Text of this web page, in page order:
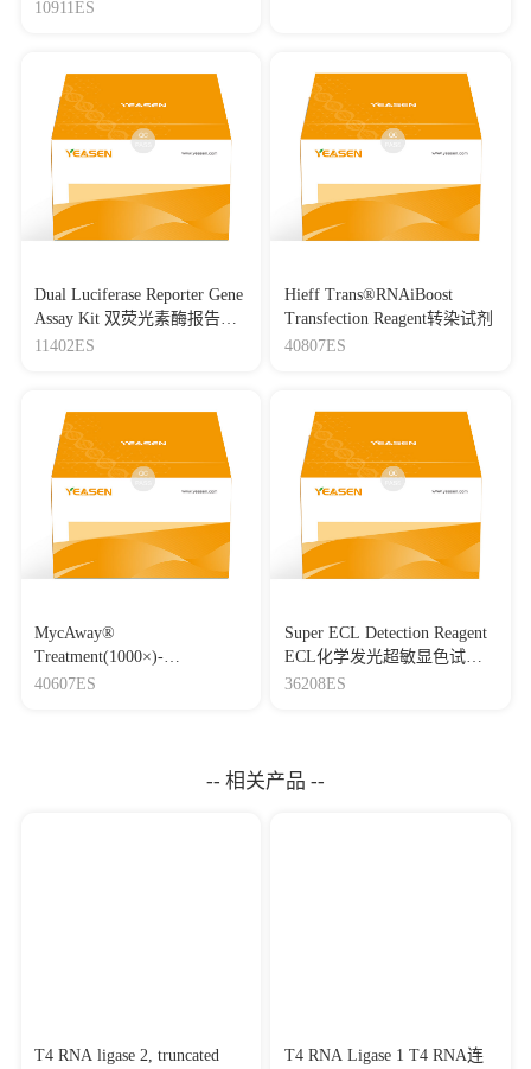
试剂盒
10911ES
Dual Luciferase Reporter Gene
Assay Kit 双荧光素酶报告基
因检测试剂盒
11402ES
Hieff Trans®RNAiBoost
Transfection Reagent转染试剂
40807ES
MycAway®
Treatment(1000×)-
Mycoplasma Elimination
40607ES
Super ECL Detection Reagent
ECL化学发光超敏显色试剂
盒
36208ES
-- 相关产品 --
T4 RNA ligase 2, truncated
T4 RNA Ligase 1 T4 RNA连